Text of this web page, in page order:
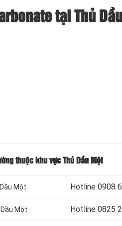
tại Thủ
thuộc khu vực Thủ Dầu Một
Một Hotline 0908
Một Hotline 0825